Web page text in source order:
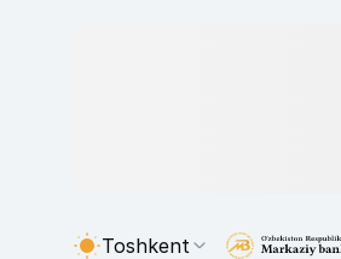
Toshkent